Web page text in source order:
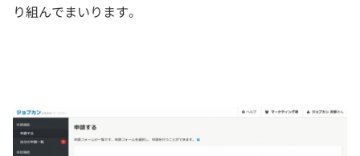
り組んでまいります。